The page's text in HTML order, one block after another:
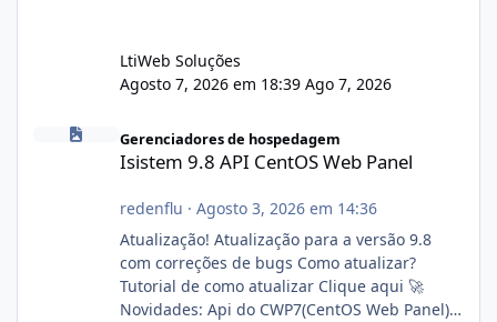
LtiWeb Soluções
Agosto 7, 2026 em 18:39 Ago 7, 2026
Isistem 9.8 API CentOS Web Panel
Gerenciadores de hospedagem
Isistem 9.8 API CentOS Web Panel
redenflu · Agosto 3, 2026 em 14:36
Atualização! Atualização para a versão 9.8
com correções de bugs Como atualizar?
Tutorial de como atualizar Clique aqui 🚀
Novidades: Api do CWP7(CentOS Web Panel)